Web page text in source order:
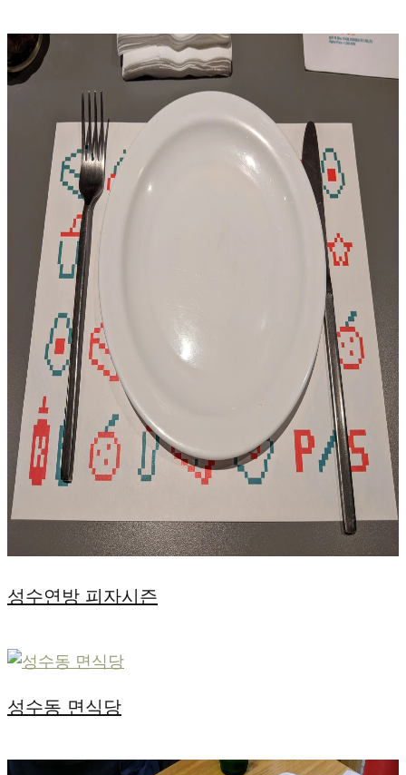
성수연방 피자시즌
성수동 면식당